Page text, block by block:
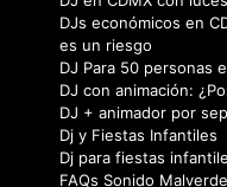
Alexis reyes
Sandra Jones
Aurora Oregel
Cris
Yosh Toby